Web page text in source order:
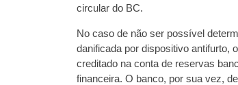
circular do BC.
No caso de não ser possível
danificada por dispositivo antifurto,
creditado na conta de reservas
financeira. O banco, por sua vez,